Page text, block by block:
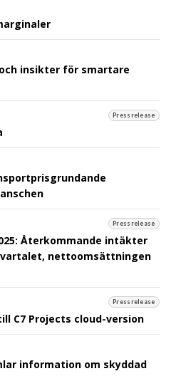
insikter för smartare
Pressrelease
Pressrelease
Återkommande intäkter
nettoomsättningen
Pressrelease
C7 Projects cloud-version
information om skyddad